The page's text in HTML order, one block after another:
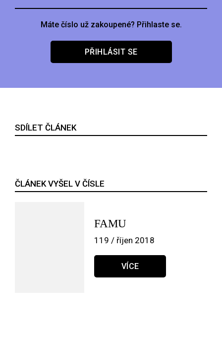
Máte číslo už zakoupené? Přihlaste se.
PŘIHLÁSIT SE
SDÍLET ČLÁNEK
ČLÁNEK VYŠEL V ČÍSLE
FAMU
119 / říjen 2018
VÍCE